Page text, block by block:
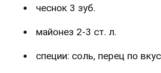
чеснок 3 зуб.
майонез 2-3 ст. л.
специи: соль, перец по